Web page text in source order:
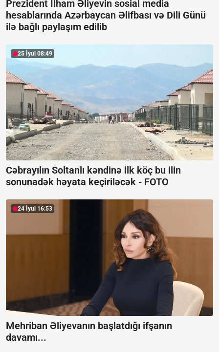
Prezident İlham Əliyevin sosial media
hesablarında Azərbaycan Əlifbası və Dili Günü
ilə bağlı paylaşım edilib
25 İyul 08:49
Cəbrayılın Soltanlı kəndinə ilk köç bu ilin
sonunadək həyata keçiriləcək - FOTO
24 İyul 16:53
Mehriban Əliyevanın başlatdığı ifşanın
davamı...